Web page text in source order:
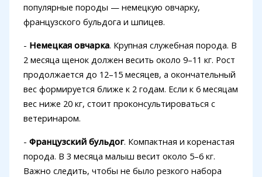
популярные породы — немецкую овчарку,
французского бульдога и шпицев.
- Немецкая овчарка. Крупная служебная порода. В
2 месяца щенок должен весить около 9–11 кг. Рост
продолжается до 12–15 месяцев, а окончательный
вес формируется ближе к 2 годам. Если к 6 месяцам
вес ниже 20 кг, стоит проконсультироваться с
ветеринаром.
- Французский бульдог. Компактная и коренастая
порода. В 3 месяца малыш весит около 5–6 кг.
Важно следить, чтобы не было резкого набора